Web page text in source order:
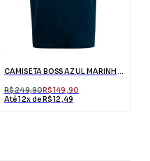
CAMISETA BOSS AZUL MARINHO COM LOGO BRANCO
R$ 249,90R$ 149,90
Até 12x de R$ 12,49